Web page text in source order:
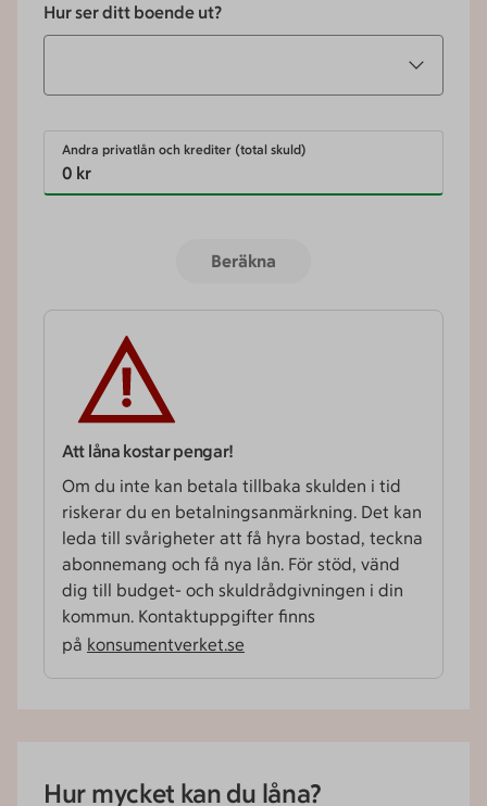
Hur ser ditt boende ut?
Andra privatlån och krediter (total skuld)
Beräkna
Att låna kostar pengar!
Om du inte kan betala tillbaka skulden i tid
riskerar du en betalnings­­anmärkning. Det kan
leda till svårigheter att få hyra bostad, teckna
abonnemang och få nya lån. För stöd, vänd
dig till budget- och skuld­rådgivningen i din
kommun. Kontaktuppgifter finns
på konsumentverket.se
Hur mycket kan du låna?